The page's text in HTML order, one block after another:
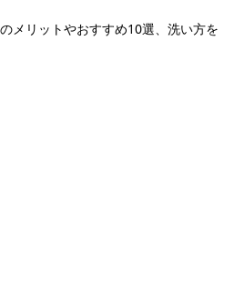
メリットやおすすめ10選、洗い方を